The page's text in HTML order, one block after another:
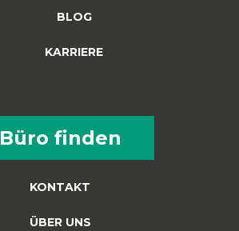
BLOG
KARRIERE
Büro finden
KONTAKT
ÜBER UNS